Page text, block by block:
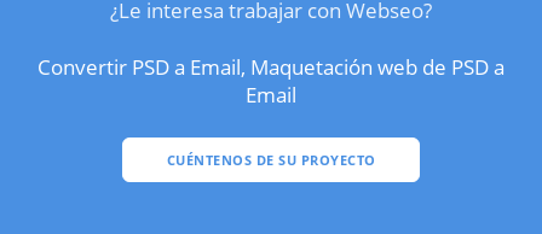
¿Le interesa trabajar con Webseo?
Convertir PSD a Email, Maquetación web de PSD a
Email
CUÉNTENOS DE SU PROYECTO